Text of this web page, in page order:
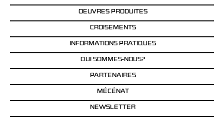
OEUVRES PRODUITES
CROISEMENTS
INFORMATIONS PRATIQUES
QUI SOMMES-NOUS?
PARTENAIRES
MÉCÉNAT
NEWSLETTER